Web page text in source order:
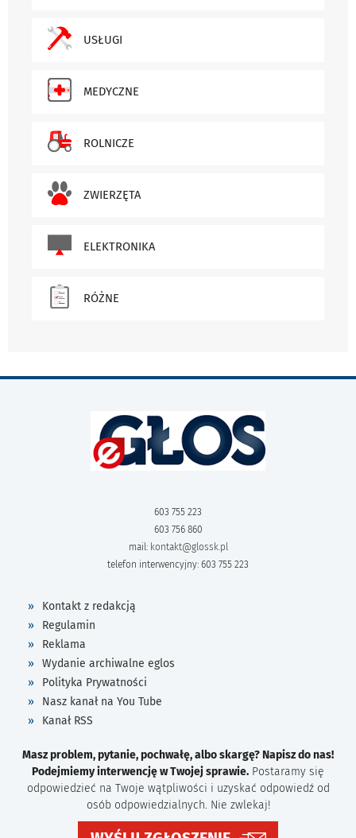
USŁUGI
MEDYCZNE
ROLNICZE
ZWIERZĘTA
ELEKTRONIKA
RÓŻNE
603 755 223
603 756 860
mail: kontakt@glossk.pl
telefon interwencyjny: 603 755 223
Kontakt z redakcją
Regulamin
Reklama
Wydanie archiwalne eglos
Polityka Prywatności
Nasz kanał na You Tube
Kanał RSS
Masz problem, pytanie, pochwałę, albo skargę? Napisz do nas!
Podejmiemy interwencję w Twojej sprawie. Postaramy się
odpowiedzieć na Twoje wątpliwości i uzyskać odpowiedź od
osób odpowiedzialnych. Nie zwlekaj!